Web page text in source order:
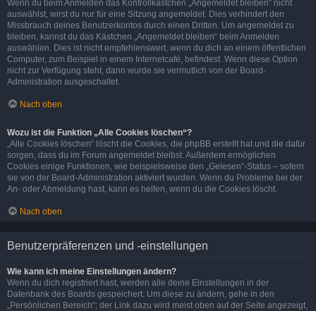
Wenn du beim Anmelden das Kontrollkästchen „Angemeldet bleiben“ nicht
auswählst, wirst du nur für eine Sitzung angemeldet. Dies verhindert den
Missbrauch deines Benutzerkontos durch einen Dritten. Um angemeldet zu
bleiben, kannst du das Kästchen „Angemeldet bleiben“ beim Anmelden
auswählen. Dies ist nicht empfehlenswert, wenn du dich an einem öffentlichen
Computer, zum Beispiel in einem Internetcafé, befindest. Wenn diese Option
nicht zur Verfügung steht, dann wurde sie vermutlich von der Board-
Administration ausgeschaltet.
Nach oben
Wozu ist die Funktion „Alle Cookies löschen“?
„Alle Cookies löschen“ löscht die Cookies, die phpBB erstellt hat und die dafür
sorgen, dass du im Forum angemeldet bleibst. Außerdem ermöglichen
Cookies einige Funktionen, wie beispielsweise den „Gelesen“-Status – sofern
sie von der Board-Administration aktiviert wurden. Wenn du Probleme bei der
An- oder Abmeldung hast, kann es helfen, wenn du die Cookies löscht.
Nach oben
Benutzerpräferenzen und -einstellungen
Wie kann ich meine Einstellungen ändern?
Wenn du dich registriert hast, werden alle deine Einstellungen in der
Datenbank des Boards gespeichert. Um diese zu ändern, gehe in den
„Persönlichen Bereich“; der Link dazu wird meist oben auf der Seite angezeigt,